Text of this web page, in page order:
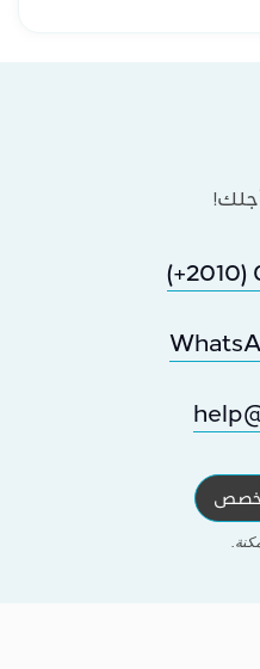
(+2010)